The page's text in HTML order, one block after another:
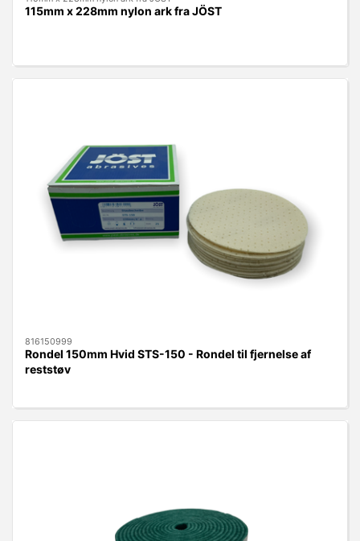
115mm x 228mm nylon ark fra JÖST
816150999
Rondel 150mm Hvid STS-150 - Rondel til fjernelse af
reststøv